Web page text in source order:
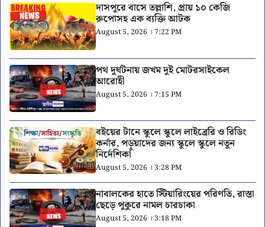
দাসপুরে বাসে তল্লাশি, প্রায় ১০ কেজি
রুপোসহ এক ব্যক্তি আটক
August 5, 2026 । 7:22 PM
পথ দুর্ঘটনায় জখম দুই মোটরসাইকেল
আরোহী
August 5, 2026 । 7:15 PM
বইয়ের টানে স্কুলে স্কুলে লাইব্রেরি ও রিডিং
কর্নার, পড়ুয়াদের জন্য স্কুলে স্কুলে নতুন
নির্দেশিকা
August 5, 2026 । 3:28 PM
নাবালকের হাতে স্টিয়ারিংয়ের পরিণতি, রাস্তা
ছেড়ে পুকুরে নামল চারচাকা
August 5, 2026 । 3:18 PM